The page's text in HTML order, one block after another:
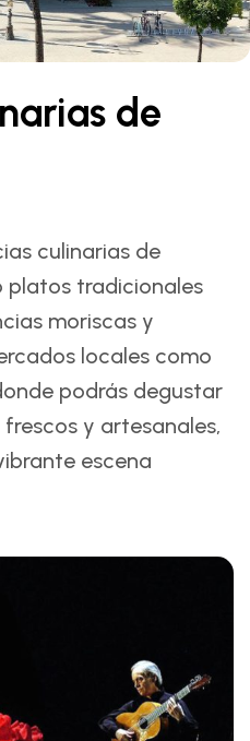
de
culinarias de
platos tradicionales
moriscas y
locales como
podrás degustar
y artesanales,
escena